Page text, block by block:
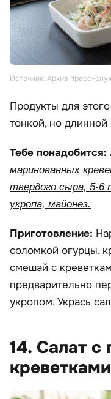
Источник: Архив пресс-
Продукты для
тонкой, но длинной
Тебе понадобится:
маринованных
твердого сыра, 5-6
укропа, майонез.
Приготовление:
соломкой огурцы,
смешай с
предварительно
укропом. Укрась
14. Салат с
креветками